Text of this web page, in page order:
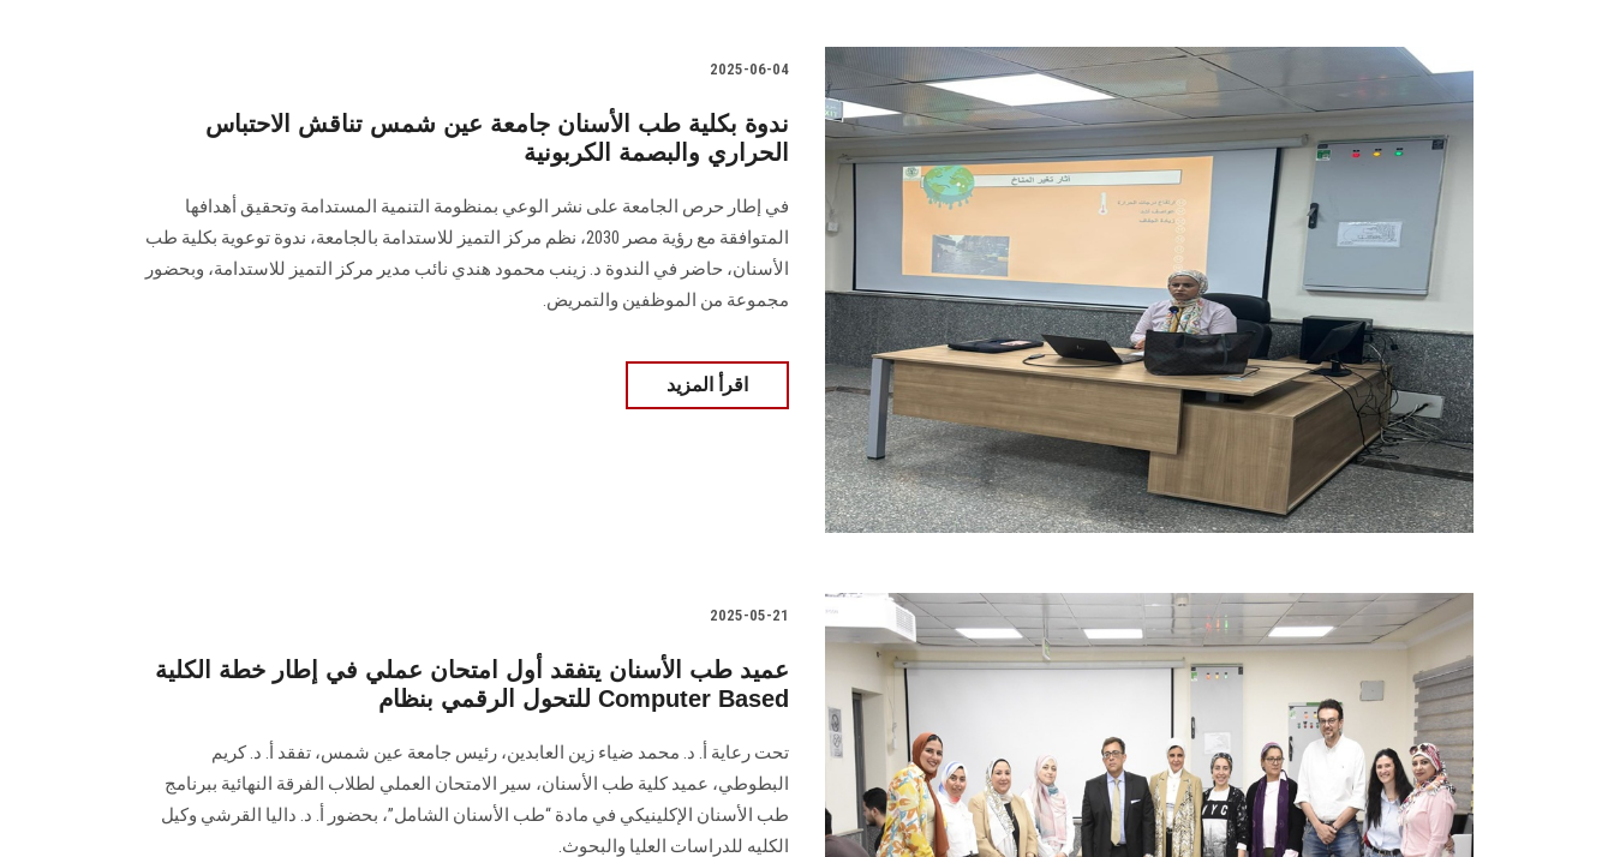
2025-06-04
ندوة بكلية طب الأسنان جامعة عين شمس تناقش الاحتباس
الحراري والبصمة الكربونية
في إطار حرص الجامعة على نشر الوعي بمنظومة التنمية المستدامة وتحقيق أهدافها
المتوافقة مع رؤية مصر 2030، نظم مركز التميز للاستدامة بالجامعة، ندوة توعوية بكلية طب
الأسنان، حاضر في الندوة د. زينب محمود هندي نائب مدير مركز التميز للاستدامة، وبحضور
مجموعة من الموظفين والتمريض.
اقرأ المزيد
2025-05-21
عميد طب الأسنان يتفقد أول امتحان عملي في إطار خطة الكلية
للتحول الرقمي بنظام Computer Based
تحت رعاية أ. د. محمد ضياء زين العابدين، رئيس جامعة عين شمس، تفقد أ. د. كريم
البطوطي، عميد كلية طب الأسنان، سير الامتحان العملي لطلاب الفرقة النهائية ببرنامج
طب الأسنان الإكلينيكي في مادة “طب الأسنان الشامل”، بحضور أ. د. داليا القرشي وكيل
الكليه للدراسات العليا والبحوث.